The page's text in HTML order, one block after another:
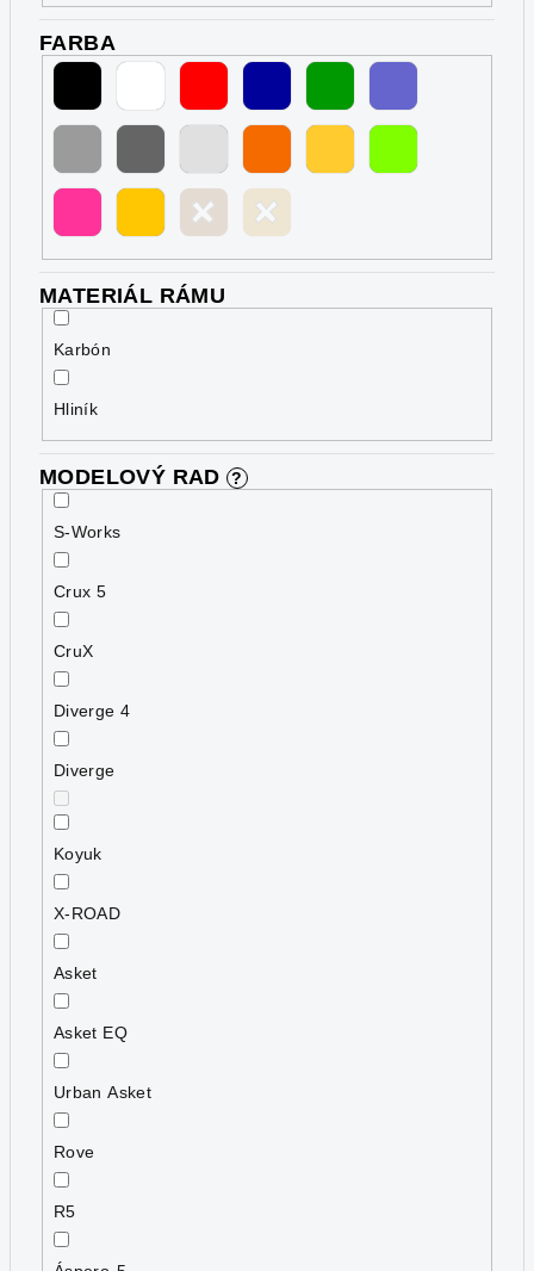
FARBA
MATERIÁL RÁMU
Karbón
Hliník
MODELOVÝ RAD ?
S-Works
Crux 5
CruX
Diverge 4
Diverge
Koyuk
X-ROAD
Asket
Asket EQ
Urban Asket
Rove
R5